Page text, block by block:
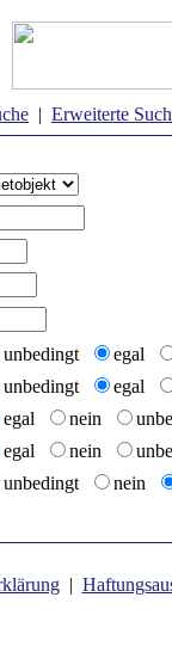
| Erweiterte
unbedingt
egal
unbedingt
egal
egal nein
egal nein
unbedingt nein
|